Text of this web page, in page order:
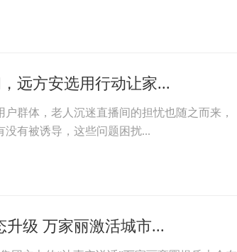
远方安选用行动让家...
群体，老人沉迷直播间的担忧也随之而来，
有被诱导，这些问题困扰...
级 万家丽激活城市...